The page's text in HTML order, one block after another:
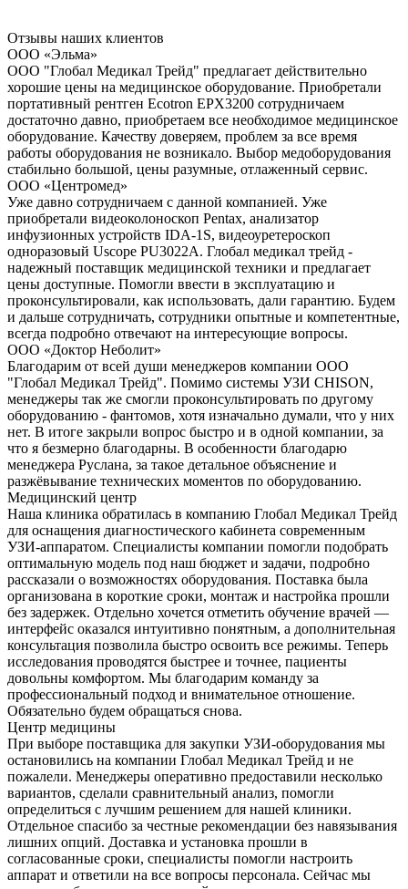
Отзывы наших клиентов
ООО «Эльма»
ООО "Глобал Медикал Трейд" предлагает действительно
хорошие цены на медицинское оборудование. Приобретали
портативный рентген Ecotron EPX3200 сотрудничаем
достаточно давно, приобретаем все необходимое медицинское
оборудование. Качеству доверяем, проблем за все время
работы оборудования не возникало. Выбор медоборудования
стабильно большой, цены разумные, отлаженный сервис.
ООО «Центромед»
Уже давно сотрудничаем с данной компанией. Уже
приобретали видеоколоноскоп Pentax, анализатор
инфузионных устройств IDA-1S, видеоуретероскоп
одноразовый Uscope PU3022A. Глобал медикал трейд -
надежный поставщик медицинской техники и предлагает
цены доступные. Помогли ввести в эксплуатацию и
проконсультировали, как использовать, дали гарантию. Будем
и дальше сотрудничать, сотрудники опытные и компетентные,
всегда подробно отвечают на интересующие вопросы.
ООО «Доктор Неболит»
Благодарим от всей души менеджеров компании ООО
"Глобал Медикал Трейд". Помимо системы УЗИ CHISON,
менеджеры так же смогли проконсультировать по другому
оборудованию - фантомов, хотя изначально думали, что у них
нет. В итоге закрыли вопрос быстро и в одной компании, за
что я безмерно благодарны. В особенности благодарю
менеджера Руслана, за такое детальное объяснение и
разжёвывание технических моментов по оборудованию.
Медицинский центр
Наша клиника обратилась в компанию Глобал Медикал Трейд
для оснащения диагностического кабинета современным
УЗИ-аппаратом. Специалисты компании помогли подобрать
оптимальную модель под наш бюджет и задачи, подробно
рассказали о возможностях оборудования. Поставка была
организована в короткие сроки, монтаж и настройка прошли
без задержек. Отдельно хочется отметить обучение врачей —
интерфейс оказался интуитивно понятным, а дополнительная
консультация позволила быстро освоить все режимы. Теперь
исследования проводятся быстрее и точнее, пациенты
довольны комфортом. Мы благодарим команду за
профессиональный подход и внимательное отношение.
Обязательно будем обращаться снова.
Центр медицины
При выборе поставщика для закупки УЗИ-оборудования мы
остановились на компании Глобал Медикал Трейд и не
пожалели. Менеджеры оперативно предоставили несколько
вариантов, сделали сравнительный анализ, помогли
определиться с лучшим решением для нашей клиники.
Отдельное спасибо за честные рекомендации без навязывания
лишних опций. Доставка и установка прошли в
согласованные сроки, специалисты помогли настроить
аппарат и ответили на все вопросы персонала. Сейчас мы